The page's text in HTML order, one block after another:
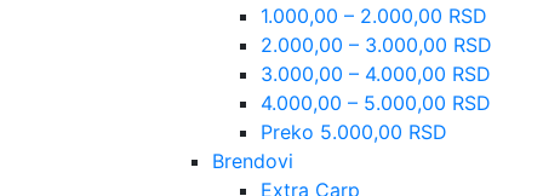
1.000,00 – 2.000,00 RSD
2.000,00 – 3.000,00 RSD
3.000,00 – 4.000,00 RSD
4.000,00 – 5.000,00 RSD
Preko 5.000,00 RSD
Brendovi
Extra Carp